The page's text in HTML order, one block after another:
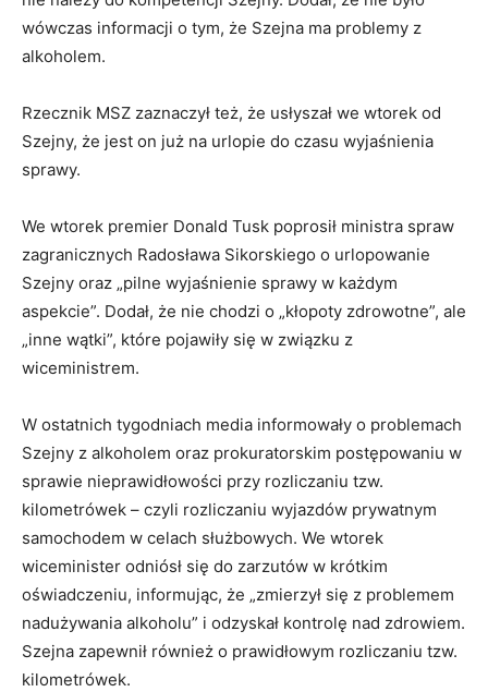
wówczas informacji o tym, że Szejna ma problemy z
alkoholem.
Rzecznik MSZ zaznaczył też, że usłyszał we wtorek od
Szejny, że jest on już na urlopie do czasu wyjaśnienia
sprawy.
We wtorek premier Donald Tusk poprosił ministra spraw
zagranicznych Radosława Sikorskiego o urlopowanie
Szejny oraz „pilne wyjaśnienie sprawy w każdym
aspekcie”. Dodał, że nie chodzi o „kłopoty zdrowotne”, ale
„inne wątki”, które pojawiły się w związku z
wiceministrem.
W ostatnich tygodniach media informowały o problemach
Szejny z alkoholem oraz prokuratorskim postępowaniu w
sprawie nieprawidłowości przy rozliczaniu tzw.
kilometrówek – czyli rozliczaniu wyjazdów prywatnym
samochodem w celach służbowych. We wtorek
wiceminister odniósł się do zarzutów w krótkim
oświadczeniu, informując, że „zmierzył się z problemem
nadużywania alkoholu” i odzyskał kontrolę nad zdrowiem.
Szejna zapewnił również o prawidłowym rozliczaniu tzw.
kilometrówek.